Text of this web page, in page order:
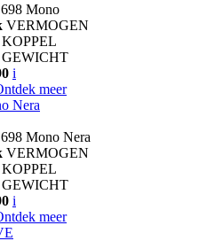
Mono
VERMOGEN
KOPPEL
GEWICHT
i
meer
Nera
Mono Nera
VERMOGEN
KOPPEL
GEWICHT
i
meer